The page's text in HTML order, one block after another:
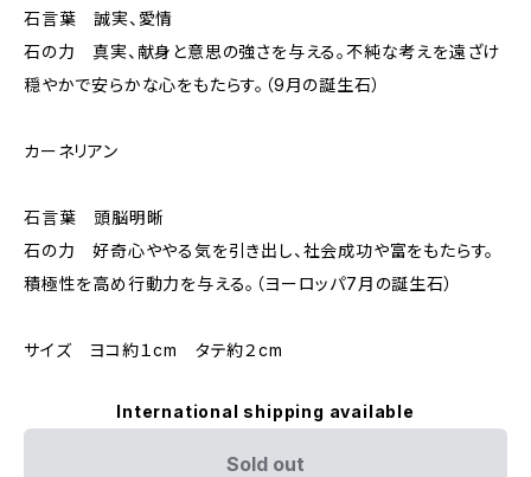
石言葉 誠実、愛情
石の力 真実、献身と意思の強さを与える。不純な考えを遠ざけ
穏やかで安らかな心をもたらす。（9月の誕生石）
カーネリアン
石言葉 頭脳明晰
石の力 好奇心ややる気を引き出し、社会成功や富をもたらす。
積極性を高め行動力を与える。（ヨーロッパ7月の誕生石）
サイズ ヨコ約１cm タテ約２cm
International shipping available
Sold out